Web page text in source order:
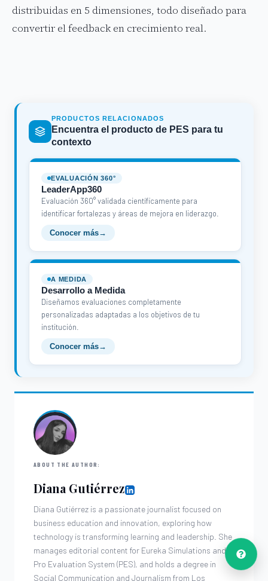
distribuidas en 5 dimensiones, todo diseñado para
convertir el feedback en crecimiento real.
PRODUCTOS RELACIONADOS
Encuentra el producto de PES para tu
contexto
EVALUACIÓN 360°
LeaderApp360
Evaluación 360° validada científicamente para
identificar fortalezas y áreas de mejora en liderazgo.
Conocer más→
A MEDIDA
Desarrollo a Medida
Diseñamos evaluaciones completamente
personalizadas adaptadas a los objetivos de tu
institución.
Conocer más→
ABOUT THE AUTHOR:
Diana Gutiérrez
Diana Gutiérrez is a passionate journalist focused on
business education and innovation, exploring how
technology is transforming learning and leadership. She
manages editorial content for Eureka Simulations and
Pro Evaluation System (PES), and holds a degree in
Social Communication and Journalism from Los